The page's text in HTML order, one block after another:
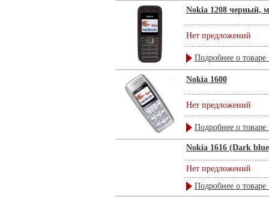
Nokia 1208 черный,
Нет предложений
Подробнее о товаре
Nokia 1600
Нет предложений
Подробнее о товаре
Nokia 1616 (Dark
Нет предложений
Подробнее о товаре